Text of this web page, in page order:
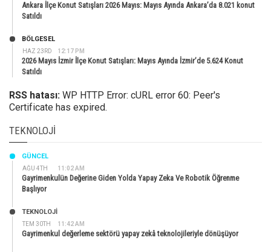
Ankara İlçe Konut Satışları 2026 Mayıs: Mayıs Ayında Ankara’da 8.021 konut
Satıldı
HAZ 23RD 12:17 PM
BÖLGESEL
2026 Mayıs İzmir İlçe Konut Satışları: Mayıs Ayında İzmir’de 5.624 Konut
Satıldı
RSS hatası: WP HTTP Error: cURL error 60: Peer's
Certificate has expired.
TEKNOLOJI
AĞU 4TH 11:02 AM
GÜNCEL
Gayrimenkulün Değerine Giden Yolda Yapay Zeka Ve Robotik Öğrenme
Başlıyor
TEM 30TH 11:42 AM
TEKNOLOJİ
Gayrimenkul değerleme sektörü yapay zekâ teknolojileriyle dönüşüyor